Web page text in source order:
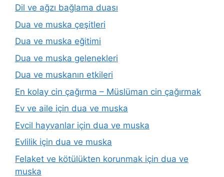
Dil ve ağzı bağlama duası
Dua ve muska çeşitleri
Dua ve muska eğitimi
Dua ve muska gelenekleri
Dua ve muskanın etkileri
En kolay cin çağırma – Müslüman cin çağırmak
Ev ve aile için dua ve muska
Evcil hayvanlar için dua ve muska
Evlilik için dua ve muska
Felaket ve kötülükten korunmak için dua ve
muska